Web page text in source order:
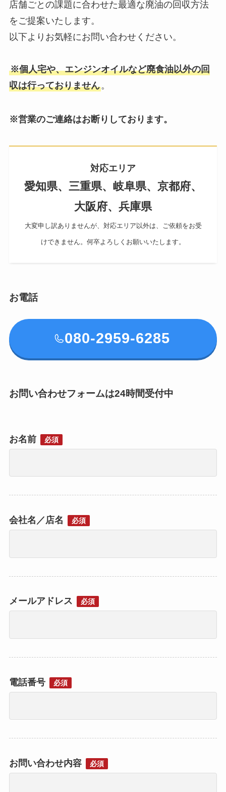
店舗ごとの課題に合わせた最適な廃油の回収方法
をご提案いたします。
以下よりお気軽にお問い合わせください。
※個人宅や、エンジンオイルなど廃食油以外の回
収は行っておりません。
※営業のご連絡はお断りしております。
対応エリア
愛知県、三重県、岐阜県、京都府、
大阪府、兵庫県
大変申し訳ありませんが、対応エリア以外は、ご依頼をお受
けできません。何卒よろしくお願いいたします。
お電話
080-2959-6285
お問い合わせフォームは24時間受付中
お名前 必須
会社名／店名 必須
メールアドレス 必須
電話番号 必須
お問い合わせ内容 必須